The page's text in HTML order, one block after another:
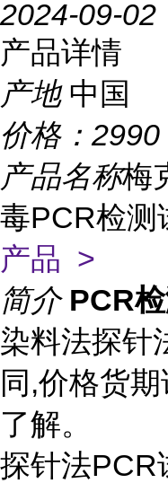
2024-09-02
产品详情
产地 中国
价格： 2990
产品名称梅
毒PCR检测
产品 >
简介 PCR
染料法探针
同,价格货
了解。
探针法PCR